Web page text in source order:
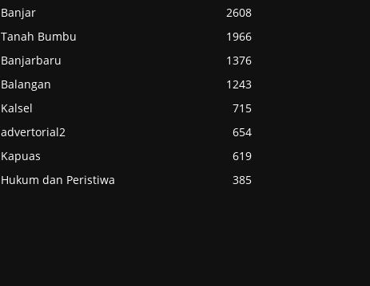
Banjar
2608
Tanah Bumbu
1966
Banjarbaru
1376
Balangan
1243
Kalsel
715
advertorial2
654
Kapuas
619
Hukum dan Peristiwa
385